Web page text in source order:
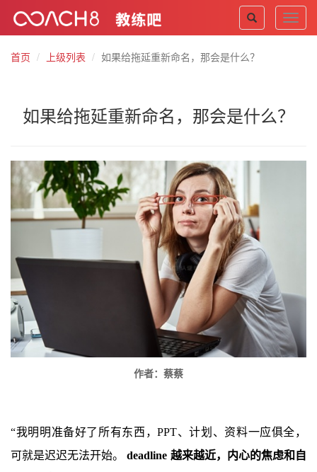
首页
上级列表 如果给拖延重新命名，那会是什么？
如果给拖延重新命名，那会是什么？
作者：蔡蔡
“我明明准备好了所有东西，PPT、计划、资料一应俱全，
可就是迟迟无法开始。
deadline 越来越近，内心的焦虑和自